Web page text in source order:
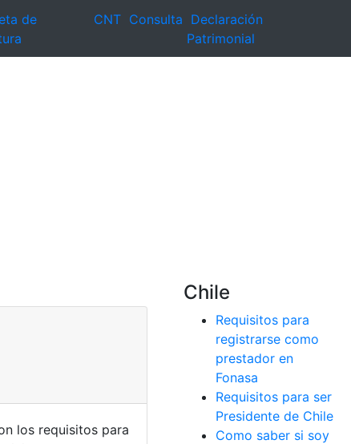
de
CNT Consulta Declaración
Patrimonial
los requisitos para
Chile
Requisitos para
registrarse como
prestador en
Fonasa
Requisitos para ser
Presidente de Chile
Como saber si soy